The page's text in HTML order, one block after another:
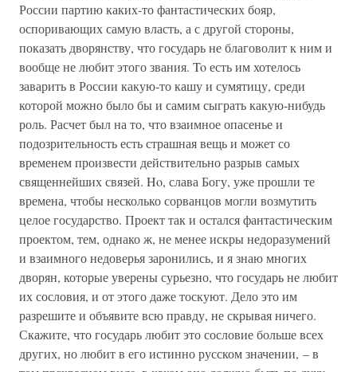
России партию каких-то фантастических бояр,
оспоривающих самую власть, а с другой стороны,
показать дворянству, что государь не благоволит к ним и
вообще не любит этого звания. To есть им хотелось
заварить в России какую-то кашу и сумятицу, среди
которой можно было бы и самим сыграть какую-нибудь
роль. Расчет был на то, что взаимное опасенье и
подозрительность есть страшная вещь и может со
временем произвести действительно разрыв самых
священнейших связей. Ho, слава Богу, уже прошли те
времена, чтобы несколько сорванцов могли возмутить
целое государство. Проект так и остался фантастическим
проектом, тем, однако ж, не менее искры недоразумений
и взаимного недоверья заронились, и я знаю многих
дворян, которые уверены сурьезно, что государь не любит
их сословия, и от этого даже тоскуют. Дело это им
разрешите и объявите всю правду, не скрывая ничего.
Скажите, что государь любит это сословие больше всех
других, но любит в его истинно русском значении, – в